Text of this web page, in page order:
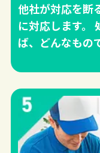
他社が対応を断
に対応します。
ば、どんなもの